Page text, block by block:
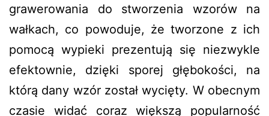
grawerowania do stworzenia wzorów na
wałkach, co powoduje, że tworzone z ich
pomocą wypieki prezentują się niezwykle
efektownie, dzięki sporej głębokości, na
którą dany wzór został wycięty. W obecnym
czasie widać coraz większą popularność